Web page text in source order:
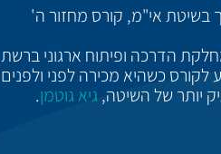
בשיטת אי"מ, קורס מחזור ה'
הדרכה ופיתוח ארגוני ברשת
כשהיא מכירה לפני ולפנים
יותר של השיטה, גיא גוטמן.